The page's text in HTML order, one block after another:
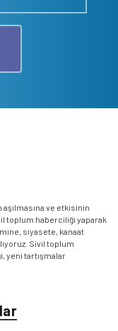
ve etkisinin
toplum haberciliği yaparak
siyasete, kanaat
Sivil toplum
yeni tartışmalar